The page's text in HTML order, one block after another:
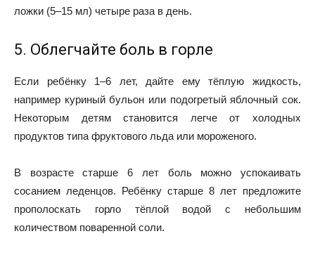
ложки (5–15 мл) четыре раза в день.
5. Облегчайте боль в горле
Если ребёнку 1–6 лет, дайте ему тёплую жидкость,
например куриный бульон или подогретый яблочный сок.
Некоторым детям становится легче от холодных
продуктов типа фруктового льда или мороженого.
В возрасте старше 6 лет боль можно успокаивать
сосанием леденцов. Ребёнку старше 8 лет предложите
прополоскать горло тёплой водой с небольшим
количеством поваренной соли.